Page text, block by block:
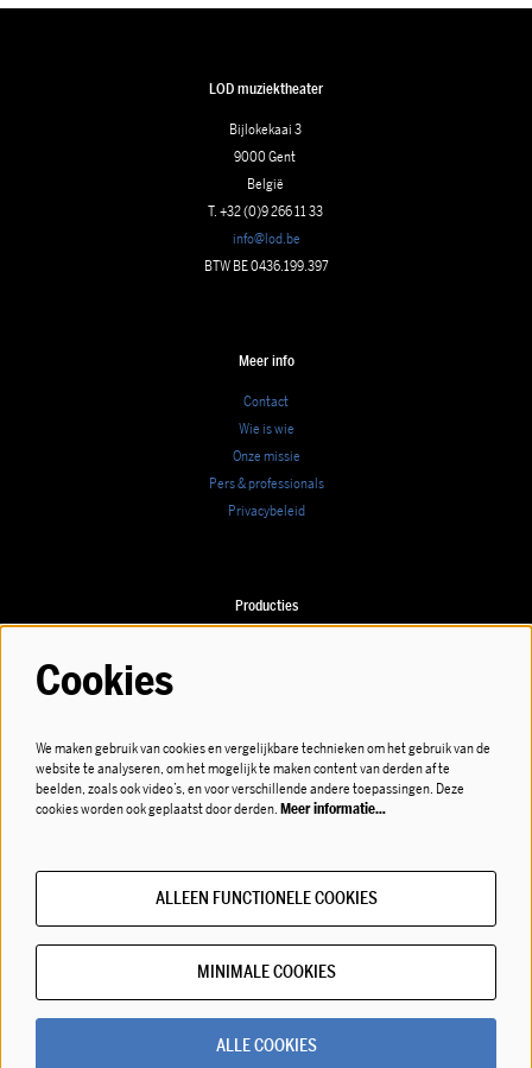
LOD muziektheater
Bijlokekaai 3
9000 Gent
België
T. +32 (0)9 266 11 33
info@lod.be
BTW BE 0436.199.397
Meer info
Contact
Wie is wie
Onze missie
Pers & professionals
Privacybeleid
Producties
Volg ons
Meld je aan voor de nieuwsbrief!
Cookies
We maken gebruik van cookies en vergelijkbare technieken om het gebruik van de
website te analyseren, om het mogelijk te maken content van derden af te
beelden, zoals ook video’s, en voor verschillende andere toepassingen. Deze
cookies worden ook geplaatst door derden.Meer informatie…
ALLEEN FUNCTIONELE COOKIES
MINIMALE COOKIES
ALLE COOKIES